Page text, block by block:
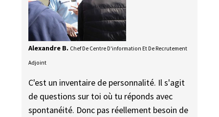
Alexandre B. Chef De Centre D'information Et De Recrutement
Adjoint
C'est un inventaire de personnalité. Il s'agit
de questions sur toi où tu réponds avec
spontanéité. Donc pas réellement besoin de